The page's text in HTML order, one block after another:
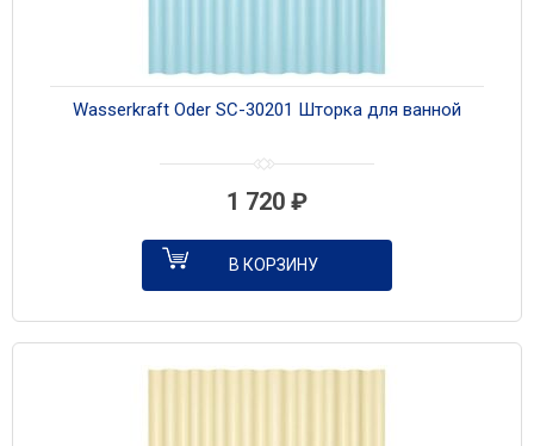
Wasserkraft Oder SC-30201 Шторка для ванной
1 720 ₽
В КОРЗИНУ